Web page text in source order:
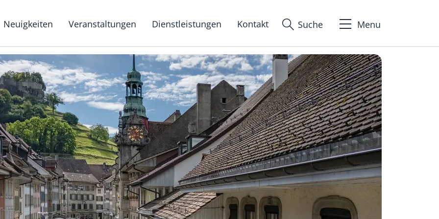
Hauptnavigation
Neuigkeiten Veranstaltungen Dienstleistungen Kontakt Suche Menu